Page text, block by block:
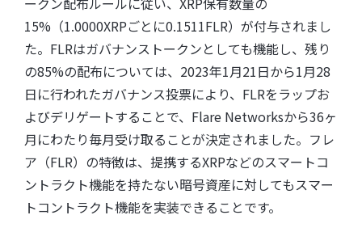
15%（1.0000XRPごとに0.1511FLR）が付与されまし
た。FLRはガバナンストークンとしても機能し、残り
の85%の配布については、2023年1月21日から1月28
日に行われたガバナンス投票により、FLRをラップお
よびデリゲートすることで、Flare Networksから36ヶ
月にわたり毎月受け取ることが決定されました。フレ
ア（FLR）の特徴は、提携するXRPなどのスマートコ
ントラクト機能を持たない暗号資産に対してもスマー
トコントラクト機能を実装できることです。